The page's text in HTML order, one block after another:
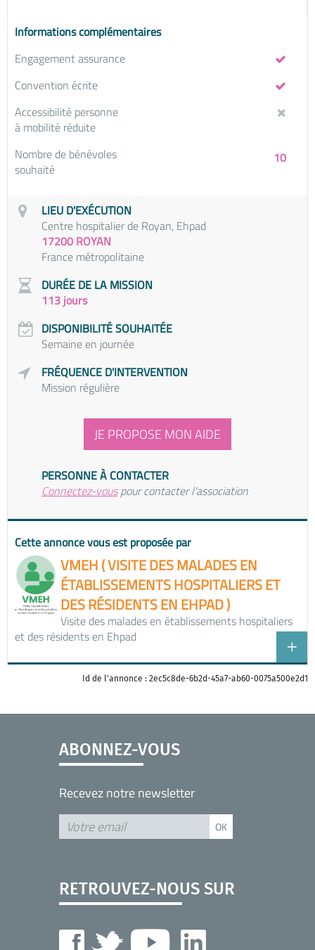
Informations complémentaires
Engagement assurance
Convention écrite
Accessibilité personne
à mobilité réduite
10
Nombre de bénévoles
souhaité
LIEU D'EXÉCUTION
Centre hospitalier de Royan, Ehpad
17200 ROYAN
France métropolitaine
DURÉE DE LA MISSION
113 jours
DISPONIBILITÉ SOUHAITÉE
Semaine en journée
FRÉQUENCE D'INTERVENTION
Mission régulière
JE PROPOSE MON AIDE
PERSONNE À CONTACTER
Connectez-vouspour contacter l'association
Cette annonce vous est proposée par
VMEH ( VISITE DES MALADES EN
ÉTABLISSEMENTS HOSPITALIERS ET
DES RÉSIDENTS EN EHPAD )
Visite des malades en établissements hospitaliers
et des résidents en Ehpad
Id de l'annonce : 2ec5c8de-6b2d-45a7-ab60-0075a500e2d1
ABONNEZ-VOUS
Recevez notre newsletter
RETROUVEZ-NOUS SUR